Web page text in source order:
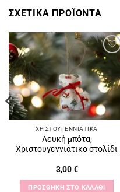
ΣΧΕΤΙΚΆ ΠΡΟΪΌΝΤΑ
Πρόσθήκη
στην
λίστα
επιθυμιών
ΧΡΙΣΤΟΥΓΕΝΝΙΆΤΙΚΑ
Λευκή μπότα,
Χριστουγεννιάτικο στολίδι
3,00€
ΠΡΟΣΘΉΚΗ ΣΤΟ ΚΑΛΆΘΙ